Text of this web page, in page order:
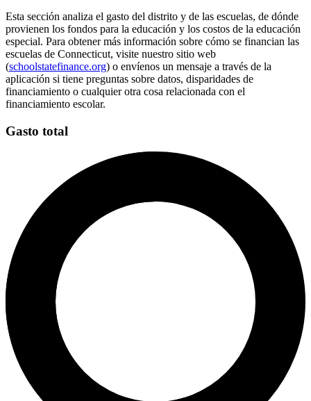
Esta sección analiza el gasto del distrito y de las escuelas, de dónde
provienen los fondos para la educación y los costos de la educación
especial. Para obtener más información sobre cómo se financian las
escuelas de Connecticut, visite nuestro sitio web
(schoolstatefinance.org) o envíenos un mensaje a través de la
aplicación si tiene preguntas sobre datos, disparidades de
financiamiento o cualquier otra cosa relacionada con el
financiamiento escolar.
Gasto total